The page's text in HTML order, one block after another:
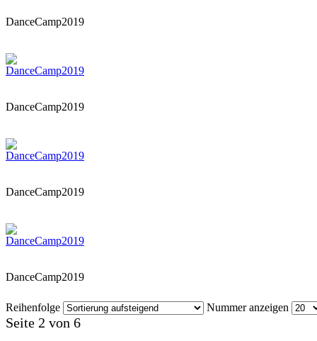
DanceCamp2019
DanceCamp2019
DanceCamp2019
DanceCamp2019
Reihenfolge Nummer anzeigen
Seite 2 von 6